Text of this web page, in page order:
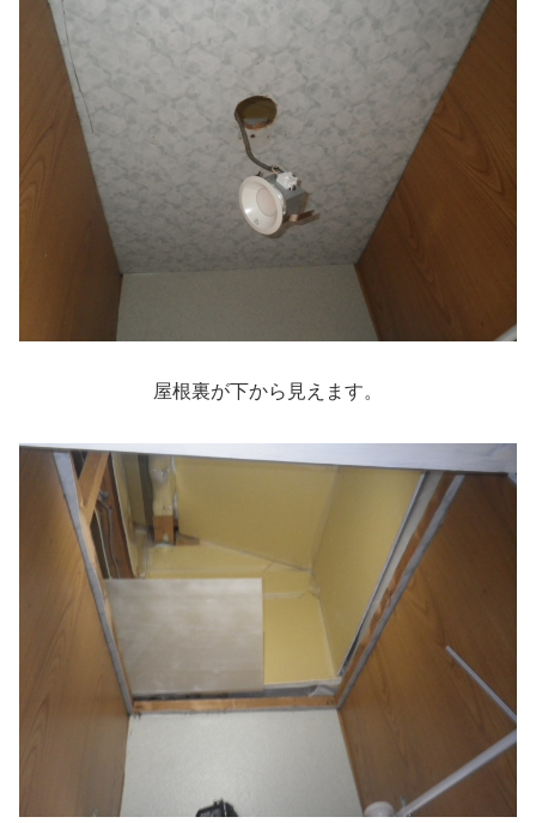
屋根裏が下から見えます。